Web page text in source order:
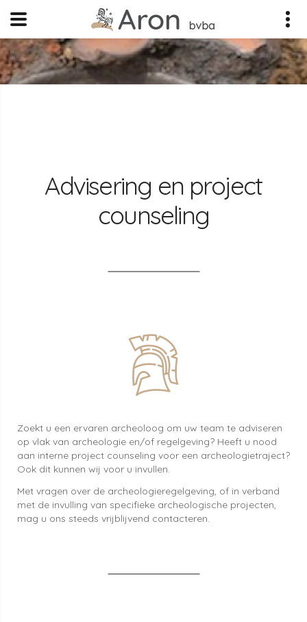
Advisering en project
counseling
Zoekt u een ervaren archeoloog om uw team te adviseren
op vlak van archeologie en/of regelgeving? Heeft u nood
aan interne project counseling voor een archeologietraject?
Ook dit kunnen wij voor u invullen.
Met vragen over de archeologieregelgeving, of in verband
met de invulling van specifieke archeologische projecten,
mag u ons steeds vrijblijvend contacteren.